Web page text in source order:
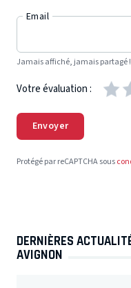
Email
Jamais affiché, jamais partagé !
Votre évaluation :
Envoyer
Protégé par reCAPTCHA sous
DERNIÈRES
AVIGNON